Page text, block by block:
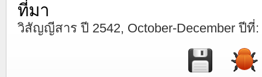
ที่มา
วิสัญญีสาร ปี 2542, October-December ปีที่